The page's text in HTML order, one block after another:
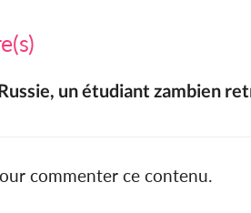
un étudiant zambien
commenter ce contenu.